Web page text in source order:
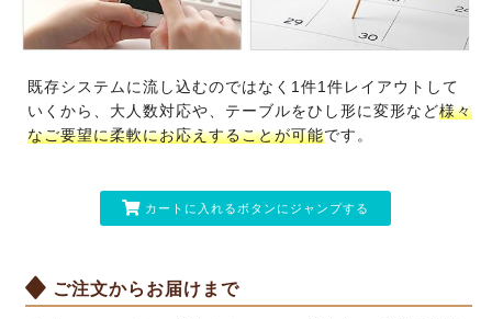
既存システムに流し込むのではなく1件1件レイアウトして
いくから、大人数対応や、テーブルをひし形に変形など様々
なご要望に柔軟にお応えすることが可能です。
カートに入れるボタンにジャンプする
ご注文からお届けまで